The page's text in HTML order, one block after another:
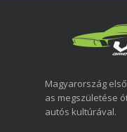
Magyarország
as megszületése
autós kultúrával.